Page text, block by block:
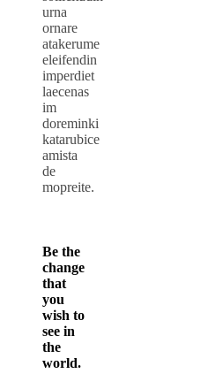
urna
ornare
atakerume
eleifendin
imperdiet
laecenas
im
doreminki
katarubice
amista
de
mopreite.
Be the
change
that
you
wish to
see in
the
world.